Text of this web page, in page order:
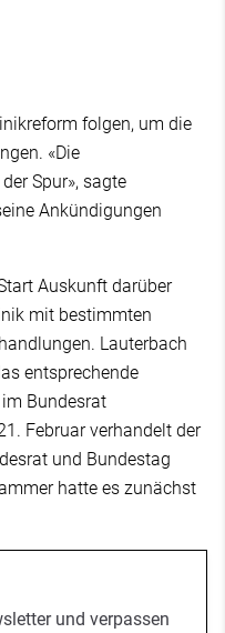
folgen, um die
«Die
Spur», sagte
Ankündigungen
Auskunft darüber
mit bestimmten
Lauterbach
entsprechende
Bundesrat
Februar verhandelt der
und Bundestag
hatte es zunächst
und verpassen